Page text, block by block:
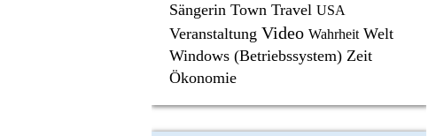
Sängerin Town Travel USA
Veranstaltung Video Wahrheit Welt
Windows (Betriebssystem) Zeit
Ökonomie